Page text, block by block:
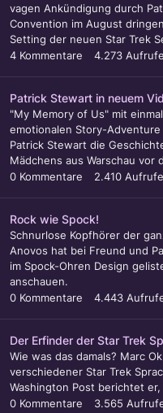
vagen Ankündigung durch
Convention im August
Setting der neuen Star Trek
4 Kommentare 4.273 Aufrufe
Patrick Stewart in neuem
"My Memory of Us" mit
emotionalen Story-
Patrick Stewart die
Mädchens aus Warschau vor
0 Kommentare 2.410 Aufrufe
Rock wie Spock!
Schnurlose Kopfhörer der
Anovos hat bei Freund und
im Spock-Ohren Design
anschauen.
0 Kommentare 4.443
Der Erfinder der Star Trek
Wie was das damals? Marc
verschiedener Star Trek
Washington Post berichtet er,
0 Kommentare 3.565